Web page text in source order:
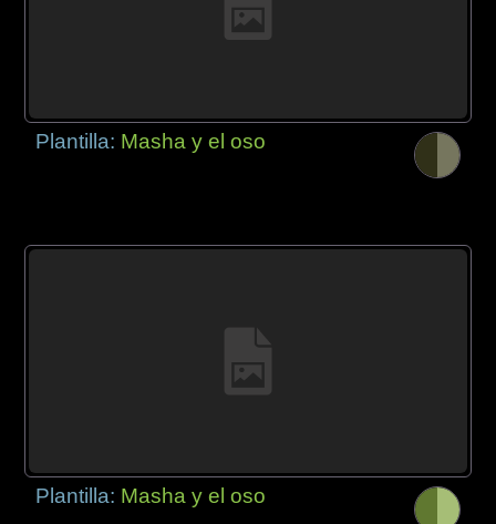
Plantilla: Masha y el oso
Plantilla: Masha y el oso